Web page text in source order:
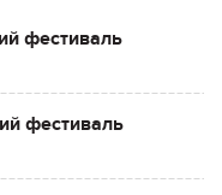
фестиваль
фестиваль